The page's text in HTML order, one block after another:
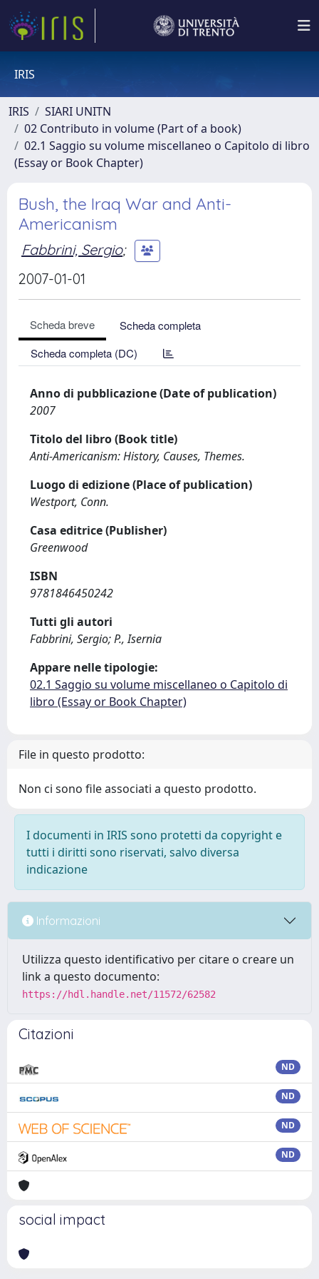
IRIS
IRIS
SIARI UNITN
02 Contributo in volume (Part of a book)
02.1 Saggio su volume miscellaneo o Capitolo di libro
(Essay or Book Chapter)
Bush, the Iraq War and Anti-
Americanism
Fabbrini, Sergio;
2007-01-01
Scheda breve
Scheda completa
Scheda completa (DC)
Anno di pubblicazione (Date of publication)
2007
Titolo del libro (Book title)
Anti-Americanism: History, Causes, Themes.
Luogo di edizione (Place of publication)
Westport, Conn.
Casa editrice (Publisher)
Greenwood
ISBN
9781846450242
Tutti gli autori
Fabbrini, Sergio; P., Isernia
Appare nelle tipologie:
02.1 Saggio su volume miscellaneo o Capitolo di
libro (Essay or Book Chapter)
File in questo prodotto:
Non ci sono file associati a questo prodotto.
I documenti in IRIS sono protetti da copyright e
tutti i diritti sono riservati, salvo diversa
indicazione
Informazioni
Utilizza questo identificativo per citare o creare un
link a questo documento:
https://hdl.handle.net/11572/62582
Citazioni
ND
ND
ND
ND
social impact